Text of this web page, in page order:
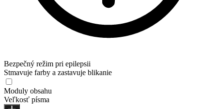
Bezpečný režim pri epilepsii
Stmavuje farby a zastavuje blikanie
Moduly obsahu
Veľkosť písma